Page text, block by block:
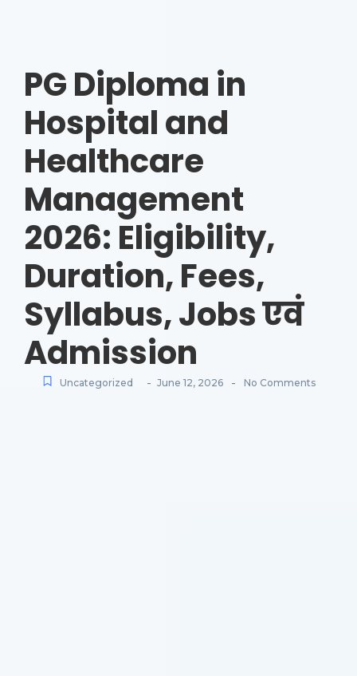
PG Diploma in
Hospital and
Healthcare
Management
2026: Eligibility,
Duration, Fees,
Syllabus, Jobs एवं
Admission
Uncategorized - June 12, 2026 - No Comments